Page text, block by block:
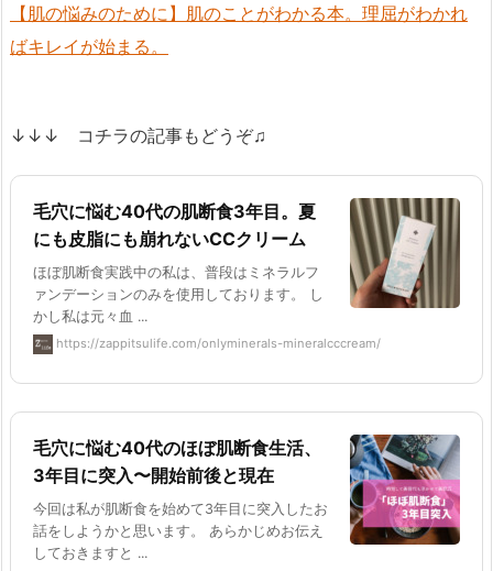
【肌の悩みのために】肌のことがわかる本。理屈がわかれ
ばキレイが始まる。
↓↓↓ コチラの記事もどうぞ♫
毛穴に悩む40代の肌断食3年目。夏
にも皮脂にも崩れないCCクリーム
ほぼ肌断食実践中の私は、普段はミネラルフ
ァンデーションのみを使用しております。 し
かし私は元々血 ...
https://zappitsulife.com/onlyminerals-mineralcccream/
毛穴に悩む40代のほぼ肌断食生活、
3年目に突入〜開始前後と現在
今回は私が肌断食を始めて3年目に突入したお
話をしようかと思います。 あらかじめお伝え
しておきますと ...